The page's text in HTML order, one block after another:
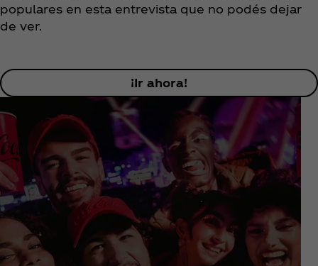
populares en esta entrevista que no podés dejar
de ver.
¡Ir ahora!